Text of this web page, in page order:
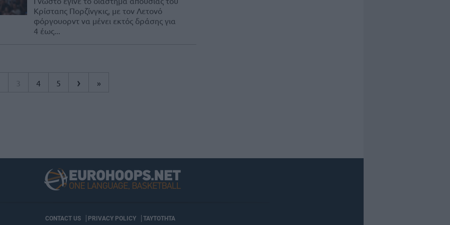
Κρίσταπς Πορζίνγκις, με τον Λετονό
φόργουορντ να μένει εκτός δράσης για
4 έως...
3 4 5 › »
CONTACT US PRIVACY POLICY ΤΑΥΤΟΤΗΤΑ